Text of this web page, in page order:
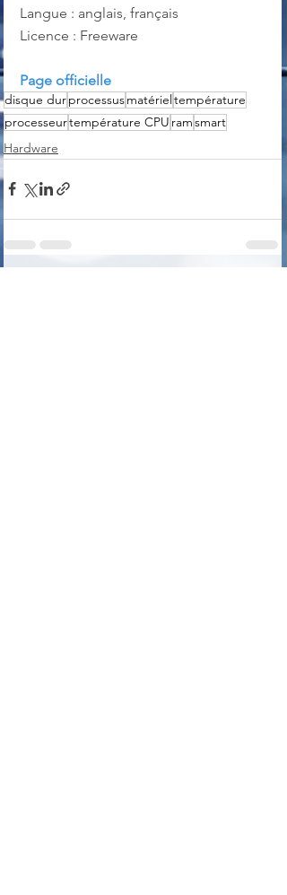
Langue : anglais, français
Licence : Freeware
Page officielle
disque durprocessusmatérieltempérature
processeurtempérature CPU ramsmart
Hardware